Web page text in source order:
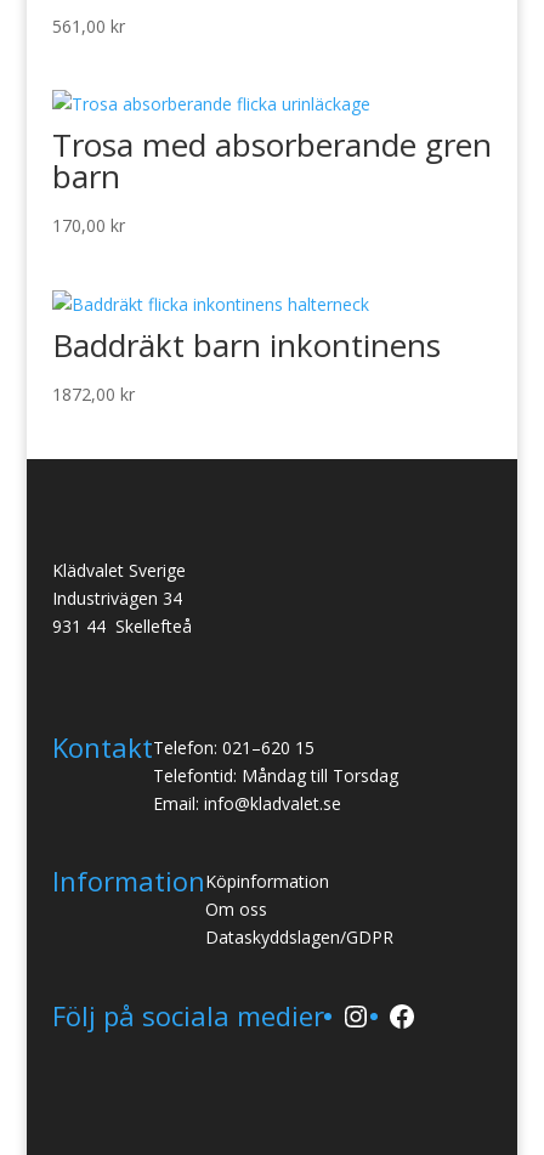
561,00 kr
Trosa med absorberande gren
barn
170,00 kr
Baddräkt barn inkontinens
1872,00 kr
Klädvalet Sverige
Industrivägen 34
931 44 Skellefteå
KontaktTelefon: 021–620 15
Telefontid: Måndag till Torsdag
Email: info@kladvalet.se
InformationKöpinformation
Om oss
Dataskyddslagen/GDPR
Följ på sociala medier Instagram
Facebook